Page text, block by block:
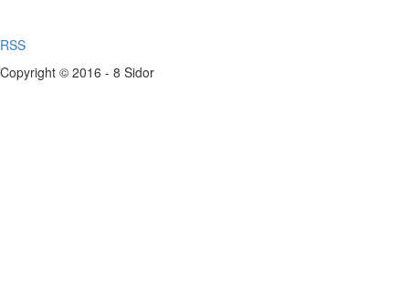
RSS
Copyright © 2016 - 8 Sidor